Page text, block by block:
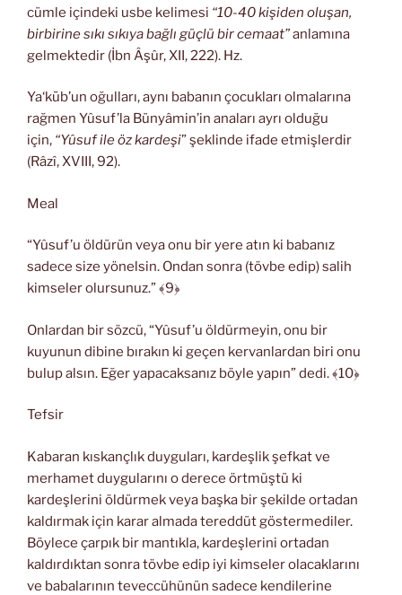
cümle içindeki usbe kelimesi “10-40 kişiden oluşan,
birbirine sıkı sıkıya bağlı güçlü bir cemaat”anlamına
gelmektedir (İbn Âşûr, XII, 222). Hz.
Ya‘kūb’un oğulları, aynı babanın çocukları olmalarına
rağmen Yûsuf’la Bünyâmin’in anaları ayrı olduğu
için, “Yûsuf ile öz kardeşi” şeklinde ifade etmişlerdir
(Râzî, XVIII, 92).
Meal
“Yûsuf’u öldürün veya onu bir yere atın ki babanız
sadece size yönelsin. Ondan sonra (tövbe edip) salih
kimseler olursunuz.” ﴾9﴿
Onlardan bir sözcü, “Yûsuf’u öldürmeyin, onu bir
kuyunun dibine bırakın ki geçen kervanlardan biri onu
bulup alsın. Eğer yapacaksanız böyle yapın” dedi. ﴾10﴿
Tefsir
Kabaran kıskançlık duyguları, kardeşlik şefkat ve
merhamet duygularını o derece örtmüştü ki
kardeşlerini öldürmek veya başka bir şekilde ortadan
kaldırmak için karar almada tereddüt göstermediler.
Böylece çarpık bir mantıkla, kardeşlerini ortadan
kaldırdıktan sonra tövbe edip iyi kimseler olacaklarını
ve babalarının teveccühünün sadece kendilerine